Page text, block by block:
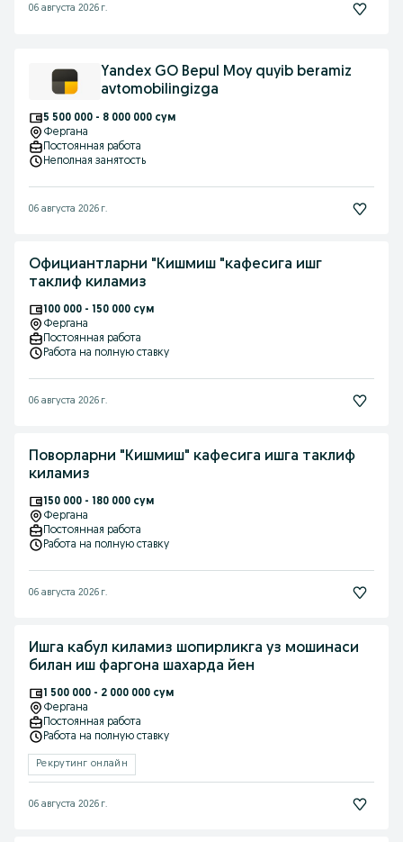
06 августа 2026 г.
Yandex GO Bepul Moy quyib beramiz
avtomobilingizga
5 500 000 - 8 000 000 сум
Фергана
Постоянная работа
Неполная занятость
06 августа 2026 г.
Официантларни "Кишмиш "кафесига ишг
таклиф киламиз
100 000 - 150 000 сум
Фергана
Постоянная работа
Работа на полную ставку
06 августа 2026 г.
Поворларни "Кишмиш" кафесига ишга таклиф
киламиз
150 000 - 180 000 сум
Фергана
Постоянная работа
Работа на полную ставку
06 августа 2026 г.
Ишга кабул киламиз шопирликга уз мошинаси
билан иш фаргона шахарда йен
1 500 000 - 2 000 000 сум
Фергана
Постоянная работа
Работа на полную ставку
Рекрутинг онлайн
06 августа 2026 г.